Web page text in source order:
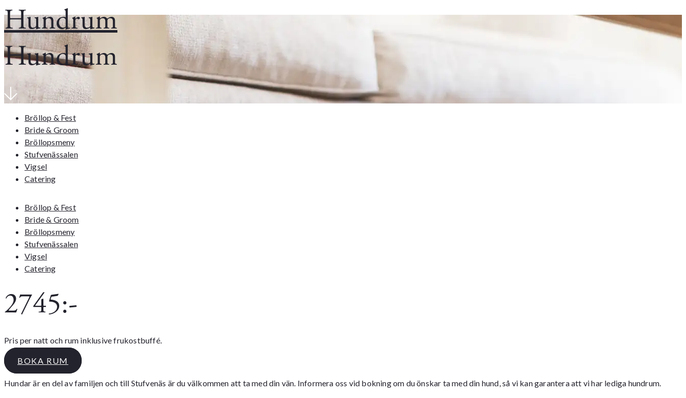
Hundrum
Hundrum
Bröllop & Fest
Bride & Groom
Bröllopsmeny
Stufvenässalen
Vigsel
Catering
Bröllop & Fest
Bride & Groom
Bröllopsmeny
Stufvenässalen
Vigsel
Catering
2745:-
Pris per natt och rum inklusive frukostbuffé.
BOKA RUM
Hundar är en del av familjen och till Stufvenäs är du välkommen att ta med din vän. Informera oss vid bokning om du önskar ta med din hund, så vi kan garantera att vi har lediga hundrum.